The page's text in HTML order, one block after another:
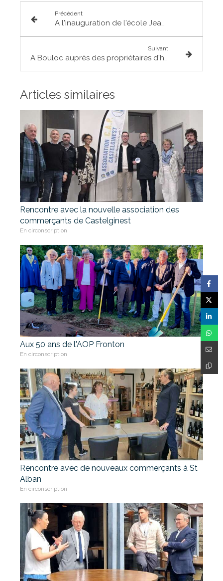
Précédent
A l'inauguration de l'école Jean de La Fontaine à St-Jory
Suivant
A Bouloc auprès des propriétaires d'habitations victimes de sécheresse
Articles similaires
Rencontre avec la nouvelle association des
commerçants de Castelginest
En circonscription
Aux 50 ans de l'AOP Fronton
En circonscription
Rencontre avec de nouveaux commerçants à St
Alban
En circonscription